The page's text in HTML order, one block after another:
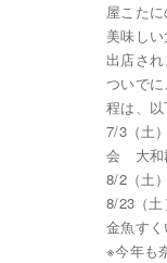
屋こた
美味し
出店され
ついで
程は、以
7/3（土
会 大和
8/2（土
8/23（
金魚す
※今年も